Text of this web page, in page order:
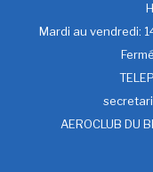
Mardi au vendredi:
AEROCLUB DU